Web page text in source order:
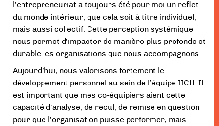
l’entrepreneuriat a toujours été pour moi un reflet
du monde intérieur, que cela soit à titre individuel,
mais aussi collectif. Cette perception systémique
nous permet d’impacter de manière plus profonde et
durable les organisations que nous accompagnons.
Aujourd’hui, nous valorisons fortement le
développement personnel au sein de l’équipe IICH. Il
est important que mes co-équipiers aient cette
capacité d’analyse, de recul, de remise en question
pour que l’organisation puisse performer, mais